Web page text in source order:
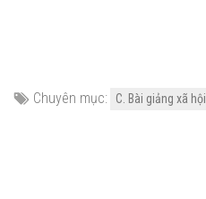
Chuyên mục: C. Bài giảng xã hội